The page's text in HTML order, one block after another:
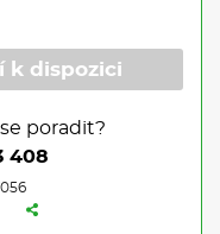
k dispozici
poradit?
408